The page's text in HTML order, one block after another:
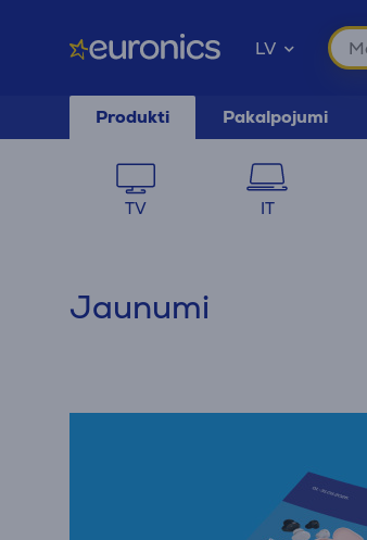
LV
Produkti Pakalpojumi
TV IT
Jaunumi